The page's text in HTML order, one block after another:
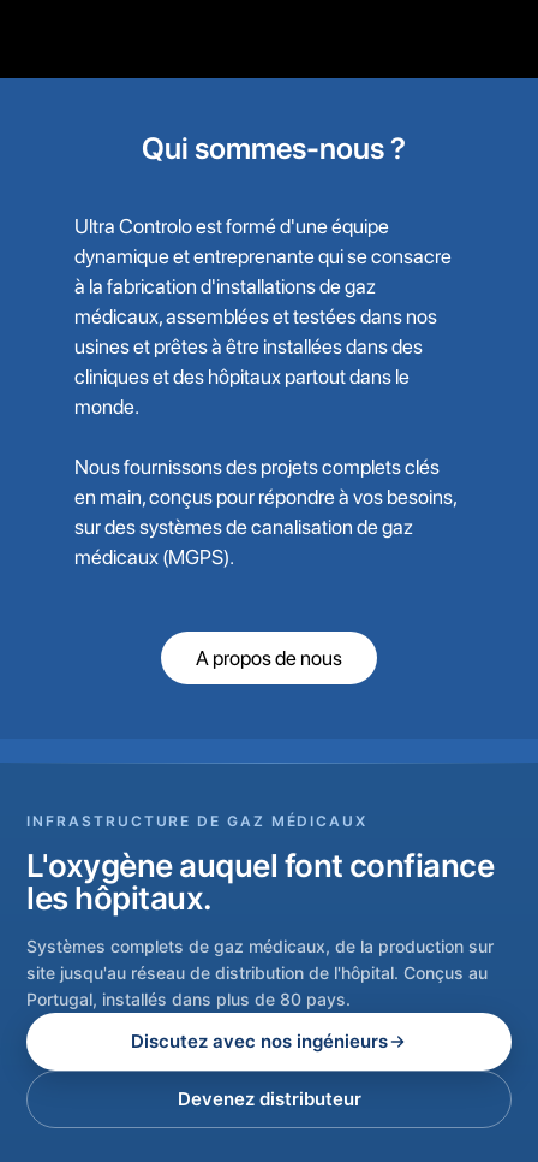
Qui sommes-nous ?
Ultra Controlo est formé d'une équipe
dynamique et entreprenante qui se consacre
à la fabrication d'installations de gaz
médicaux, assemblées et testées dans nos
usines et prêtes à être installées dans des
cliniques et des hôpitaux partout dans le
monde.
Nous fournissons des projets complets clés
en main, conçus pour répondre à vos besoins,
sur des systèmes de canalisation de gaz
médicaux (MGPS).
A propos de nous
INFRASTRUCTURE DE GAZ MÉDICAUX
L'oxygène auquel font confiance
les hôpitaux.
Systèmes complets de gaz médicaux, de la production sur
site jusqu'au réseau de distribution de l'hôpital. Conçus au
Portugal, installés dans plus de 80 pays.
Discutez avec nos ingénieurs
Devenez distributeur